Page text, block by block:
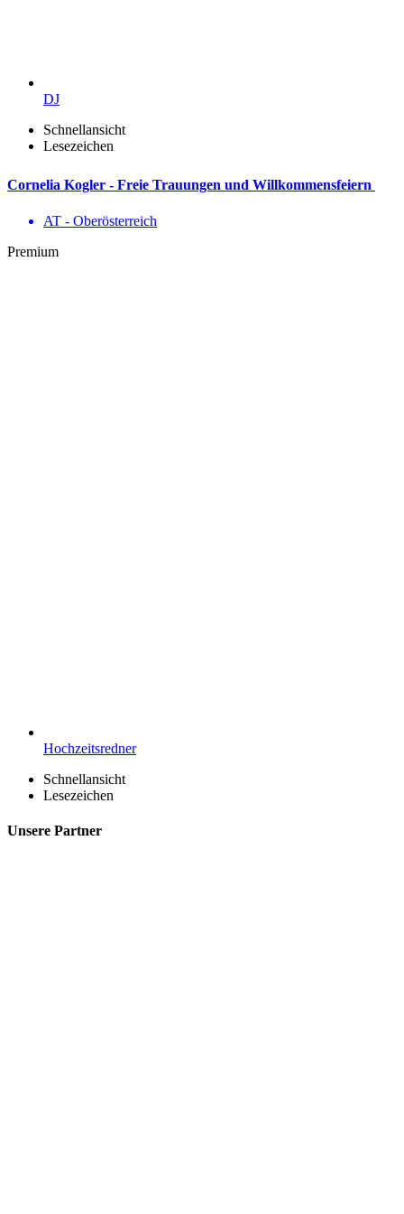
DJ
Schnellansicht
Lesezeichen
Cornelia Kogler - Freie Trauungen und Willkommensfeiern
AT - Ober­österreich
Premium
Hochzeitsredner
Schnellansicht
Lesezeichen
Unsere Partner